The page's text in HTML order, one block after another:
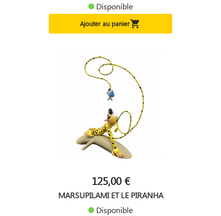
Disponible
Ajouter au panier
125,00 €
MARSUPILAMI ET LE PIRANHA
Disponible